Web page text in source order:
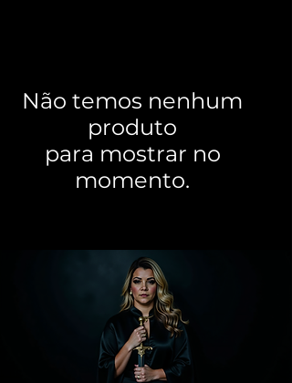
Não temos nenhum
produto
para mostrar no
momento.